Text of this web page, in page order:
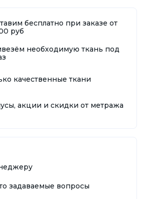
бесплатно при заказе от
руб
необходимую ткань под
качественные ткани
акции и скидки от метража
задаваемые вопросы